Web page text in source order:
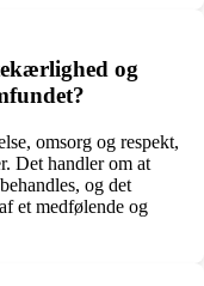
og
omsorg og respekt,
Det handler om at
og det
et medfølende og